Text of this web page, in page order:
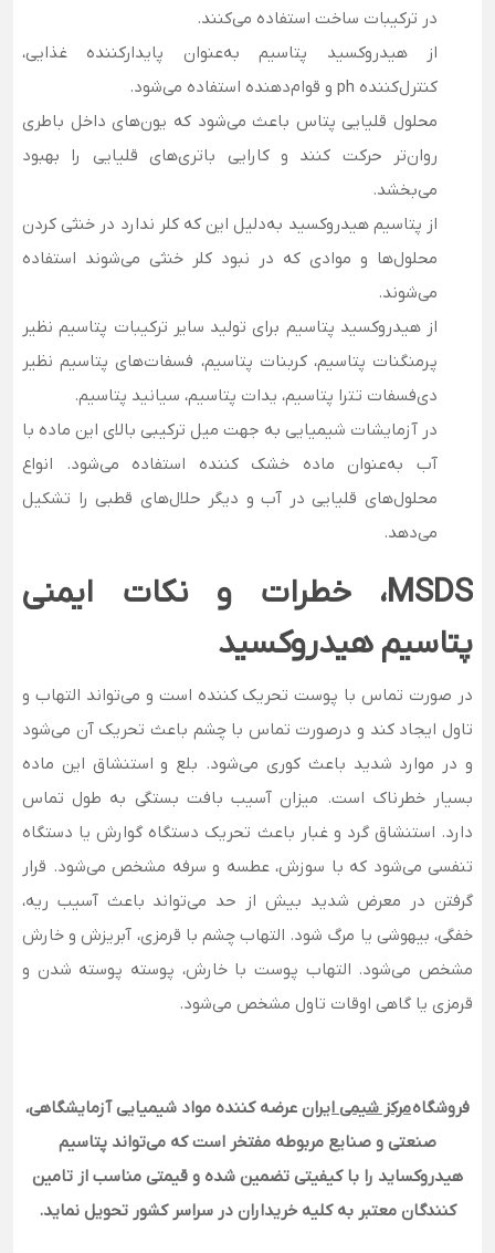
در ترکیبات ساخت استفاده می‌کنند.
از هیدروکسید پتاسیم به‌عنوان پایدارکننده غذایی،
کنترل‌کننده ph و قوام‌دهنده استفاده می‌شود.
محلول قلیایی پتاس باعث می‌شود که یون‌های داخل باطری
روان‌تر حرکت کنند و کارایی باتری‌های قلیایی را بهبود
می‌بخشد.
از پتاسیم هیدروکسید به‌دلیل این که کلر ندارد در خنثی کردن
محلول‌ها و موادی که در نبود کلر خنثی می‌شوند استفاده
می‌شوند.
از هیدروکسید پتاسیم برای تولید سایر ترکیبات پتاسیم نظیر
پرمنگنات پتاسیم، کربنات پتاسیم، فسفات‌های پتاسیم نظیر
دی‌فسفات تترا پتاسیم، یدات پتاسیم، سیانید پتاسیم.
در آزمایشات شیمیایی به جهت میل ترکیبی بالای این ماده با
آب به‌عنوان ماده خشک کننده استفاده می‌شود. انواع
محلول‌های قلیایی در آب و دیگر حلال‌های قطبی را تشکیل
می‌دهد.
MSDS، خطرات و نکات ایمنی
پتاسیم هیدروکسید
در صورت تماس با پوست تحریک کننده است و می‌تواند التهاب و
تاول ایجاد کند و درصورت تماس با چشم باعث تحریک آن می‌شود
و در موارد شدید باعث کوری می‌شود. بلع و استنشاق این ماده
بسیار خطرناک است. میزان آسیب بافت بستگی به طول تماس
دارد. استنشاق گرد و غبار باعث تحریک دستگاه گوارش یا دستگاه
تنفسی می‌شود که با سوزش، عطسه و سرفه مشخص می‌شود. قرار
گرفتن در معرض شدید بیش از حد می‌تواند باعث آسیب ریه،
خفگی، بیهوشی یا مرگ شود. التهاب چشم با قرمزی، آبریزش و خارش
مشخص می‌شود. التهاب پوست با خارش، پوسته پوسته شدن و
قرمزی یا گاهی اوقات تاول مشخص می‌شود.
فروشگاهمرکز شیمی ایران عرضه کننده مواد شیمیایی آزمایشگاهی،
صنعتی و صنایع مربوطه مفتخر است که می‌تواند پتاسیم
هیدروکساید را با کیفیتی تضمین شده و قیمتی مناسب از تامین
کنندگان معتبر به کلیه خریداران در سراسر کشور تحویل نماید.